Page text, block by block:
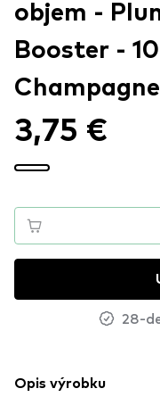
objem -
Booster -
Champagne
3,75 €
28-
Opis výrobku